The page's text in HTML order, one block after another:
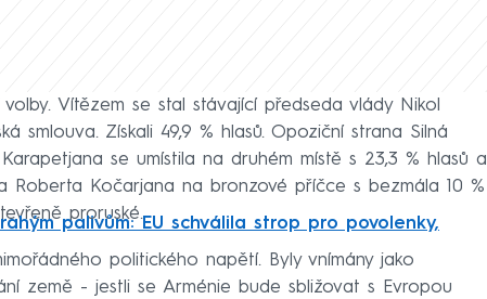
Vítězem se stal stávající předseda vlády Nikol
smlouva. Získali 49,9 % hlasů. Opoziční strana Silná
se umístila na druhém místě s 23,3 % hlasů a
Roberta Kočarjana na bronzové příčce s bezmála 10 %
proruské.
palivům: EU schválila strop pro povolenky,
politického napětí. Byly vnímány jako
země - jestli se Arménie bude sbližovat s Evropou